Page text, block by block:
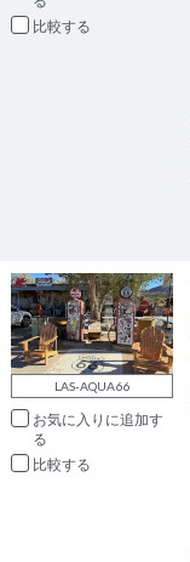
比較
LAS-AQUA66
お気に入りに追加
比較